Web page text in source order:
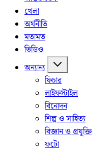
খেলা
অর্থনীতি
মতামত
ভিডিও
অন্যান্য
ফিচার
লাইফস্টাইল
বিনোদন
শিল্প ও সাহিত্য
বিজ্ঞান ও প্রযুক্তি
ফটো